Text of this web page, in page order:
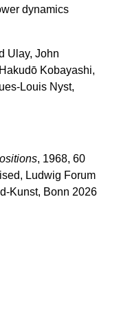
dynamics
Ulay, John
Kobayashi,
Louis Nyst,
, 1968, 60
Ludwig Forum
Kunst, Bonn 2026